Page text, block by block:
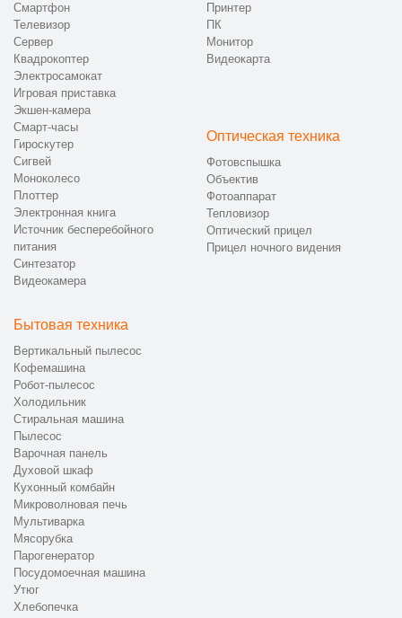
Смартфон
Телевизор
Сервер
Квадрокоптер
Электросамокат
Игровая приставка
Экшен-камера
Смарт-часы
Гироскутер
Сигвей
Моноколесо
Плоттер
Электронная книга
Источник бесперебойного
питания
Синтезатор
Видеокамера
Принтер
ПК
Монитор
Видеокарта
Оптическая техника
Фотовспышка
Объектив
Фотоаппарат
Тепловизор
Оптический прицел
Прицел ночного видения
Бытовая техника
Вертикальный пылесос
Кофемашина
Робот-пылесос
Холодильник
Стиральная машина
Пылесос
Варочная панель
Духовой шкаф
Кухонный комбайн
Микроволновая печь
Мультиварка
Мясорубка
Парогенератор
Посудомоечная машина
Утюг
Хлебопечка